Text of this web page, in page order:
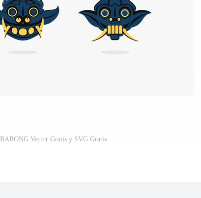
Vector Gratis y SVG Gratis